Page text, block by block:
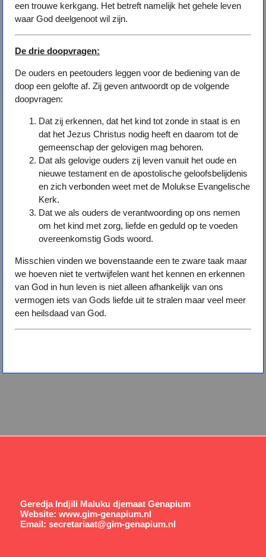
een trouwe kerkgang. Het betreft namelijk het gehele leven
waar God deelgenoot wil zijn.
De drie doopvragen:
De ouders en peetouders leggen voor de bediening van de
doop een gelofte af. Zij geven antwoordt op de volgende
doopvragen:
Dat zij erkennen, dat het kind tot zonde in staat is en
dat het Jezus Christus nodig heeft en daarom tot de
gemeenschap der gelovigen mag behoren.
Dat als gelovige ouders zij leven vanuit het oude en
nieuwe testament en de apostolische geloofsbelijdenis
en zich verbonden weet met de Molukse Evangelische
Kerk.
Dat we als ouders de verantwoording op ons nemen
om het kind met zorg, liefde en geduld op te voeden
overeenkomstig Gods woord.
Misschien vinden we bovenstaande een te zware taak maar
we hoeven niet te vertwijfelen want het kennen en erkennen
van God in hun leven is niet alleen afhankelijk van ons
vermogen iets van Gods liefde uit te stralen maar veel meer
een heilsdaad van God.
Geredja Indjili Maluku djemaat Genapium
Website:www.gim-genapium.nl
Email:secretariaat@gim-genapium.nl